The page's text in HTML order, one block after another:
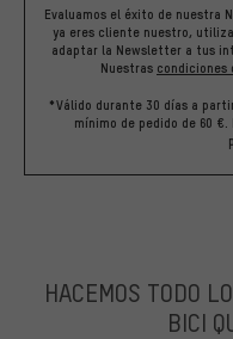
Evaluamos el éxito de nuestra
ya eres cliente nuestro,
adaptar la Newsletter a tus
Nuestras condiciones
*Válido durante 30 días a
mínimo de pedido de 60
HACEMOS TODO
BICI